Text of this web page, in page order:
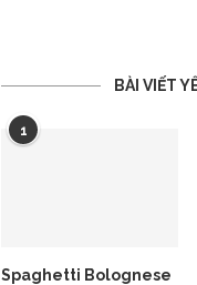
BÀI VIẾT
1
Spaghetti Bolognese